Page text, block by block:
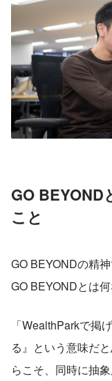
GO BEYOND
こと
GO BEYONDの精
GO BEYONDとは何
「WealthParkで掲
る』という意味だ
らこそ、同時に抽